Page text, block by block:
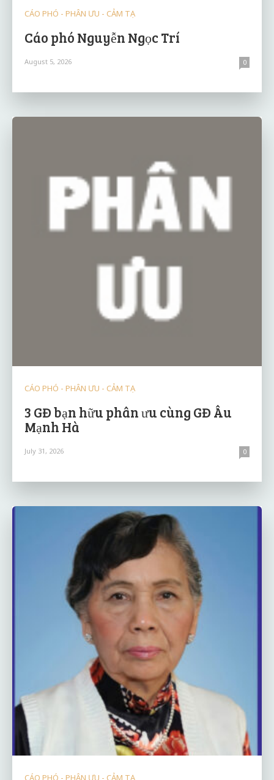
CÁO PHÓ - PHÂN ƯU - CẢM TẠ
Cáo phó Nguyễn Ngọc Trí
August 5, 2026 0
CÁO PHÓ - PHÂN ƯU - CẢM TẠ
3 GĐ bạn hữu phân ưu cùng GĐ Âu
Mạnh Hà
July 31, 2026 0
CÁO PHÓ - PHÂN ƯU - CẢM TẠ